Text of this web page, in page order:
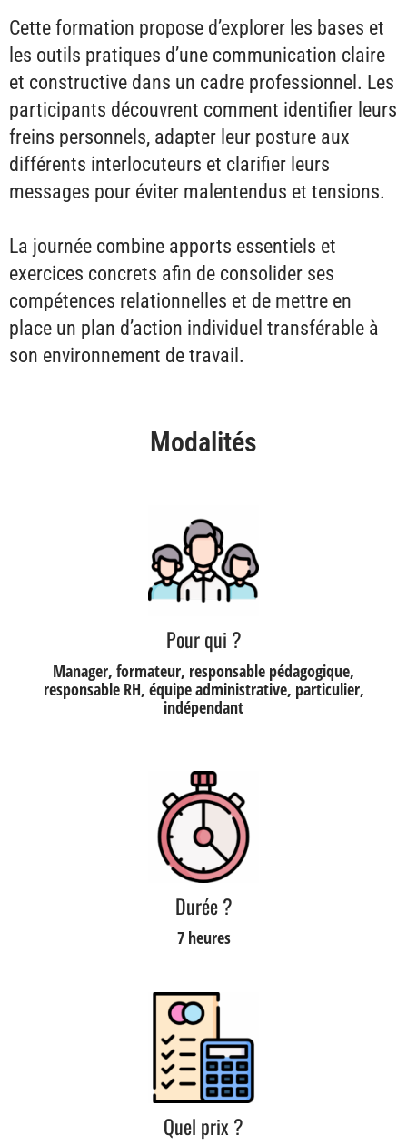
Cette formation propose d’explorer les bases et
les outils pratiques d’une communication claire
et constructive dans un cadre professionnel. Les
participants découvrent comment identifier leurs
freins personnels, adapter leur posture aux
différents interlocuteurs et clarifier leurs
messages pour éviter malentendus et tensions.
La journée combine apports essentiels et
exercices concrets afin de consolider ses
compétences relationnelles et de mettre en
place un plan d’action individuel transférable à
son environnement de travail.
Modalités
Pour qui ?
Manager, formateur, responsable pédagogique,
responsable RH, équipe administrative, particulier,
indépendant
Durée ?
7 heures
Quel prix ?